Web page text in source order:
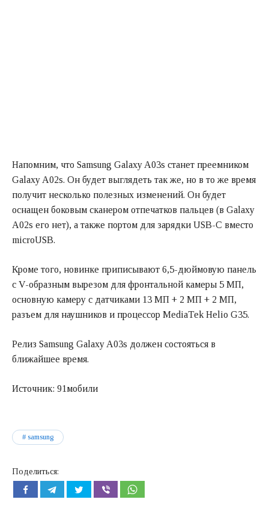
Напомним, что Samsung Galaxy A03s станет преемником
Galaxy A02s. Он будет выглядеть так же, но в то же время
получит несколько полезных изменений. Он будет
оснащен боковым сканером отпечатков пальцев (в Galaxy
A02s его нет), а также портом для зарядки USB-C вместо
microUSB.
Кроме того, новинке приписывают 6,5-дюймовую панель
с V-образным вырезом для фронтальной камеры 5 МП,
основную камеру с датчиками 13 МП + 2 МП + 2 МП,
разъем для наушников и процессор MediaTek Helio G35.
Релиз Samsung Galaxy A03s должен состояться в
ближайшее время.
Источник: 91мобили
samsung
Поделиться: